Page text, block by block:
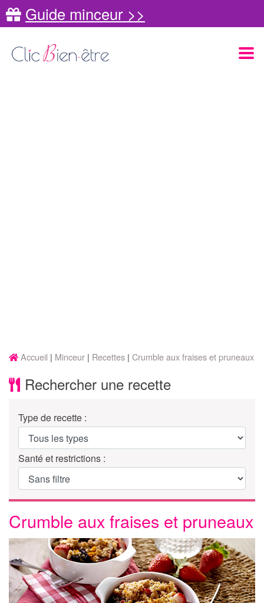
Guide minceur >>
Accueil Minceur Recettes Crumble aux fraises et pruneaux
Rechercher une recette
Type de recette :
Santé et restrictions :
Crumble aux fraises et pruneaux